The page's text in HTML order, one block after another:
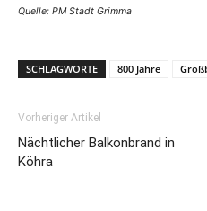
Quelle: PM Stadt Grimma
SCHLAGWORTE 800 Jahre
Vorheriger Artikel
Nächtlicher Balkonbrand in
Köhra